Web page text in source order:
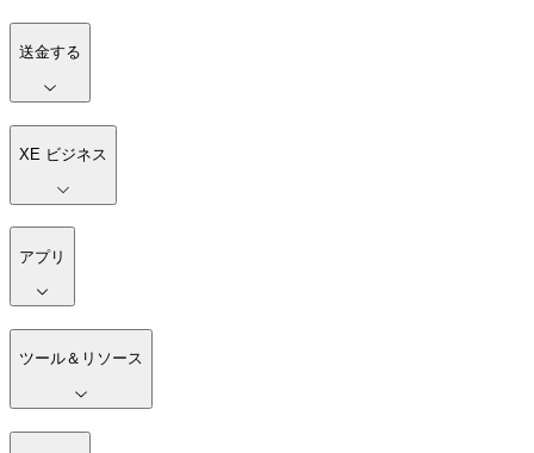
送金する
XE ビジネス
アプリ
ツール＆リソース